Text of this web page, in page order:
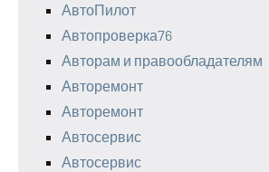
АвтоПилот
Автопроверка76
Авторам и правообладателям
Авторемонт
Авторемонт
Автосервис
Автосервис